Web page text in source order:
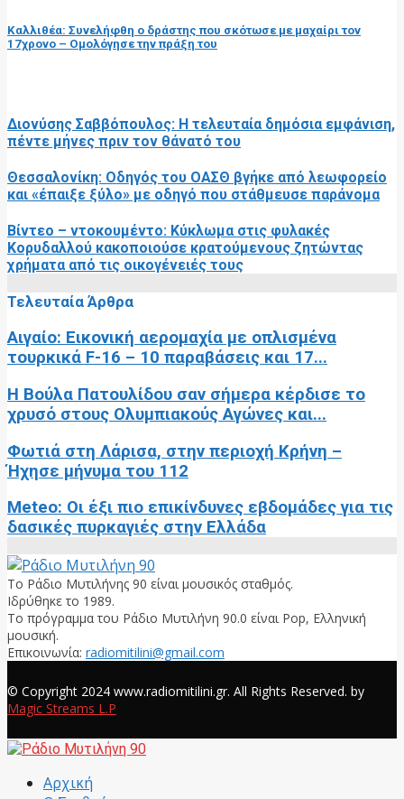
Καλλιθέα: Συνελήφθη ο δράστης που σκότωσε με μαχαίρι τον
17χρονο – Ομολόγησε την πράξη του
Διονύσης Σαββόπουλος: Η τελευταία δημόσια εμφάνιση,
πέντε μήνες πριν τον θάνατό του
Θεσσαλονίκη: Οδηγός του ΟΑΣΘ βγήκε από λεωφορείο
και «έπαιξε ξύλο» με οδηγό που στάθμευσε παράνομα
Βίντεο – ντοκουμέντο: Κύκλωμα στις φυλακές
Κορυδαλλού κακοποιούσε κρατούμενους ζητώντας
χρήματα από τις οικογένειές τους
Τελευταία Άρθρα
Αιγαίο: Εικονική αερομαχία με οπλισμένα
τουρκικά F-16 – 10 παραβάσεις και 17...
Η Βούλα Πατουλίδου σαν σήμερα κέρδισε το
χρυσό στους Ολυμπιακούς Αγώνες και...
Φωτιά στη Λάρισα, στην περιοχή Κρήνη –
Ήχησε μήνυμα του 112
Meteo: Οι έξι πιο επικίνδυνες εβδομάδες για τις
δασικές πυρκαγιές στην Ελλάδα
Το Ράδιο Μυτιλήνης 90 είναι μουσικός σταθμός.
Ιδρύθηκε το 1989.
Το πρόγραμμα του Ράδιο Μυτιλήνη 90.0 είναι Pop, Ελληνική
μουσική.
Επικοινωνία: radiomitilini@gmail.com
© Copyright 2024 www.radiomitilini.gr. All Rights Reserved. by
Magic Streams L.P
Αρχική